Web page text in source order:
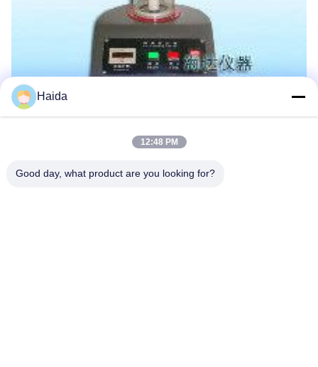
Les Étiquettes:
Haida
12:48 PM
Good day, what product are you looking for?